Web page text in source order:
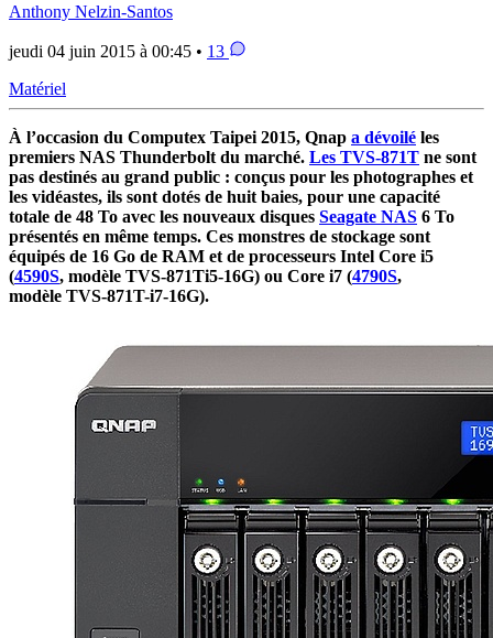
Anthony Nelzin-Santos
jeudi 04 juin 2015 à 00:45 • 13
Matériel
À l’occasion du Computex Taipei 2015, Qnap a dévoilé les
premiers NAS Thunderbolt du marché. Les TVS-871T ne sont
pas destinés au grand public : conçus pour les photographes et
les vidéastes, ils sont dotés de huit baies, pour une capacité
totale de 48 To avec les nouveaux disques Seagate NAS 6 To
présentés en même temps. Ces monstres de stockage sont
équipés de 16 Go de RAM et de processeurs Intel Core i5
(4590S, modèle TVS-871Ti5-16G) ou Core i7 (4790S,
modèle TVS-871T-i7-16G).